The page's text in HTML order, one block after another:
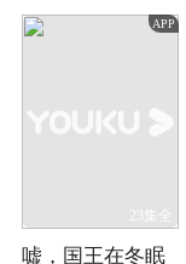
APP
23集全
嘘，国王在冬眠